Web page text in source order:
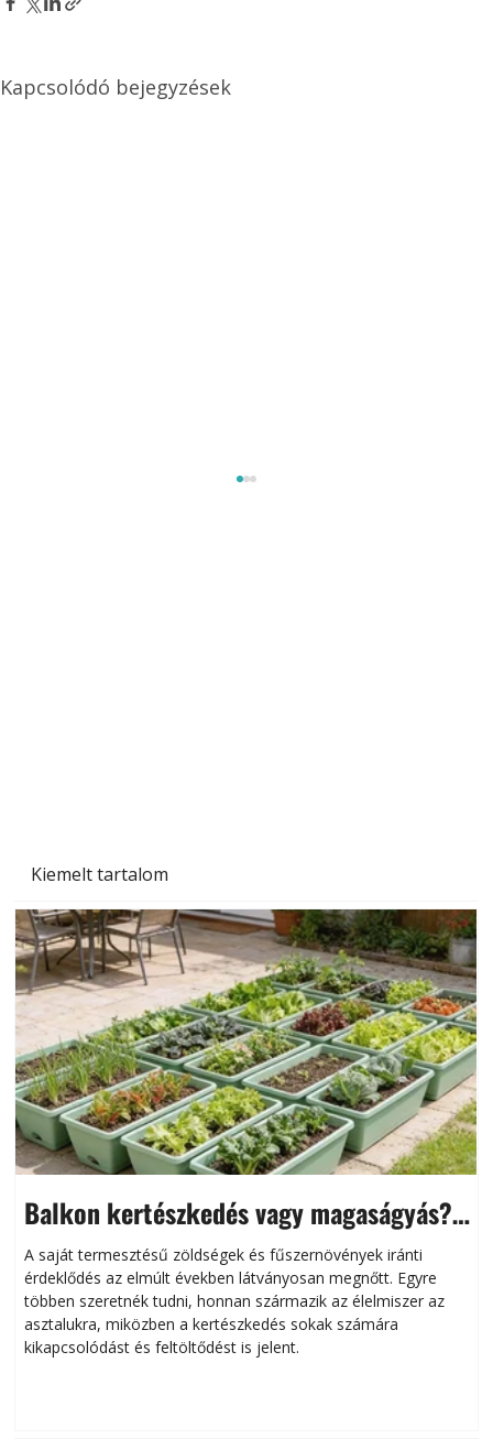
Kiemelt tartalom
Balkon kertészkedés vagy magaságyás?
Helytakarékos kertészkedés
A saját termesztésű zöldségek és fűszernövények iránti
érdeklődés az elmúlt években látványosan megnőtt. Egyre
többen szeretnék tudni, honnan származik az élelmiszer az
asztalukra, miközben a kertészkedés sokak számára
kikapcsolódást és feltöltődést is jelent.
Kapcsolódó bejegyzések